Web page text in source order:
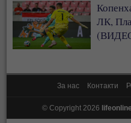
ЛК,
За нас Контакти
© Copyright 2026